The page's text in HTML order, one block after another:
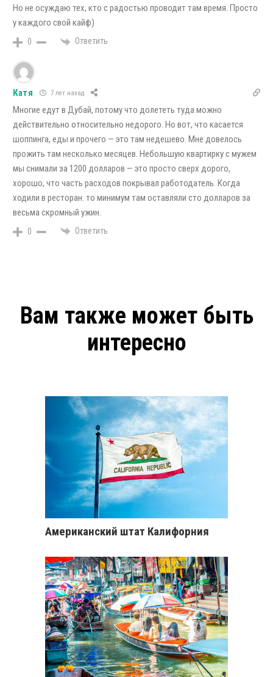
Но не осуждаю тех, кто с радостью проводит там время. Просто
у каждого свой кайф)
0 Ответить
Катя 7 лет назад
Многие едут в Дубай, потому что долететь туда можно
действительно относительно недорого. Но вот, что касается
шоппинга, еды и прочего — это там недешево. Мне довелось
прожить там несколько месяцев. Небольшую квартирку с мужем
мы снимали за 1200 долларов — это просто сверх дорого,
хорошо, что часть расходов покрывал работодатель. Когда
ходили в ресторан. то минимум там оставляли сто долларов за
весьма скромный ужин.
0 Ответить
Вам также может быть
интересно
Американский штат Калифорния